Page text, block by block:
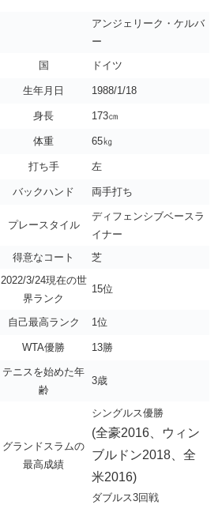
アンジェリーク・ケルバ
ー
国 ドイツ
生年月日 1988/1/18
身長 173㎝
体重 65㎏
打ち手 左
バックハンド 両手打ち
プレースタイル
ディフェンシブベースラ
イナー
得意なコート 芝
2022/3/24現在の世
界ランク
15位
自己最高ランク 1位
WTA優勝 13勝
テニスを始めた年
齢
3歳
グランドスラムの
最高成績
シングルス優勝
(全豪2016、ウィン
ブルドン2018、全
米2016)
ダブルス3回戦